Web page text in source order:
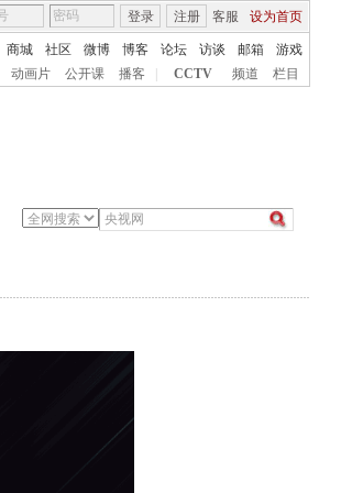
客服 设为首页
登录 注册
商城 社区 微博 博客 论坛 访谈 邮箱
游戏
动画片 公开课 播客 CCTV 频道 栏目